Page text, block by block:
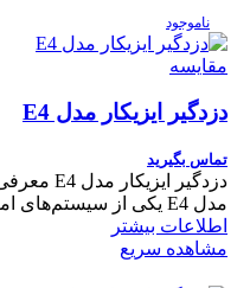
ناموجود
مقایسه
دزدگیر ایزیکار مدل E4
تماس بگیرید
مدل E4 یکی از سیستم‌های امنیتی برند Easycar است که
اطلاعات بیشتر
مشاهده سریع